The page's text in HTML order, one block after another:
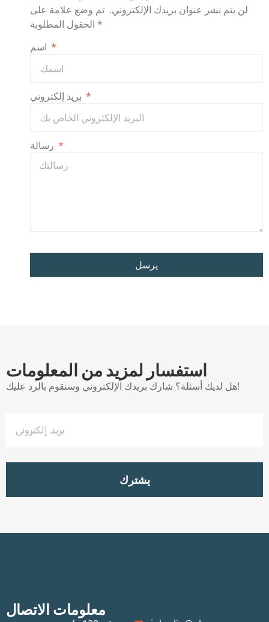
لن يتم نشر عنوان بريدك الإلكتروني. تم وضع علامة على
*
يرسل
استفسار لمزيد من المعلومات
هل لديك أسئلة؟ شارك بريدك الإلكتروني وسنقوم بالرد عليك!
يشترك
معلومات الاتصال